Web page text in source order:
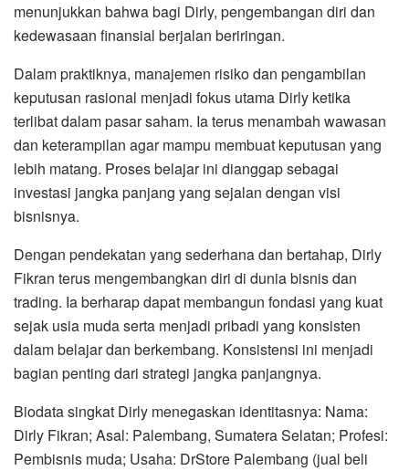
menunjukkan bahwa bagi Dirly, pengembangan diri dan
kedewasaan finansial berjalan beriringan.
Dalam praktiknya, manajemen risiko dan pengambilan
keputusan rasional menjadi fokus utama Dirly ketika
terlibat dalam pasar saham. Ia terus menambah wawasan
dan keterampilan agar mampu membuat keputusan yang
lebih matang. Proses belajar ini dianggap sebagai
investasi jangka panjang yang sejalan dengan visi
bisnisnya.
Dengan pendekatan yang sederhana dan bertahap, Dirly
Fikran terus mengembangkan diri di dunia bisnis dan
trading. Ia berharap dapat membangun fondasi yang kuat
sejak usia muda serta menjadi pribadi yang konsisten
dalam belajar dan berkembang. Konsistensi ini menjadi
bagian penting dari strategi jangka panjangnya.
Biodata singkat Dirly menegaskan identitasnya: Nama:
Dirly Fikran; Asal: Palembang, Sumatera Selatan; Profesi:
Pembisnis muda; Usaha: DrStore Palembang (jual beli